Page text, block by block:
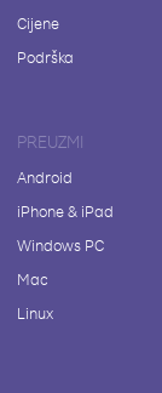
Cijene
Podrška
PREUZMI
Android
iPhone & iPad
Windows PC
Mac
Linux